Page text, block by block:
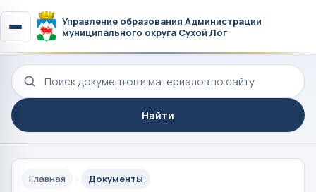
Управление образования Администрации
муниципального округа Сухой Лог
Поиск по сайту
Найти
Главная Документы